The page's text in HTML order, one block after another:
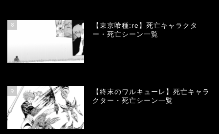
8
【東京喰種:re】死亡キャラクタ
ー・死亡シーン一覧
9
【終末のワルキューレ】死亡キャラ
クター・死亡シーン一覧